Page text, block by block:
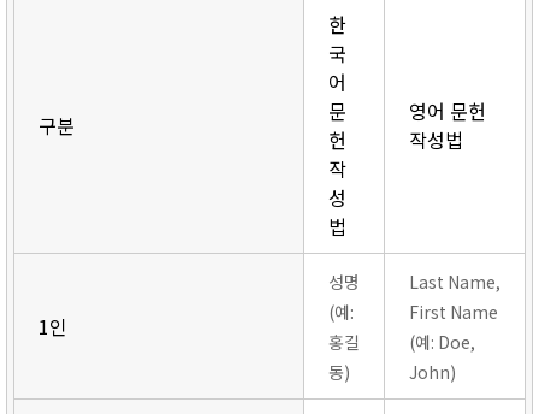
구분
한
국
어
문
헌
작
성
법
영어 문헌
작성법
1인
성명
(예:
홍길
동)
Last Name,
First Name
(예: Doe,
John)